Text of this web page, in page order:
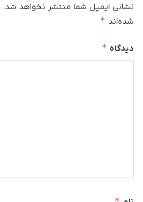
نشانی ایمیل شما منتشر نخواهد شد.
شده‌اند *
دیدگاه *